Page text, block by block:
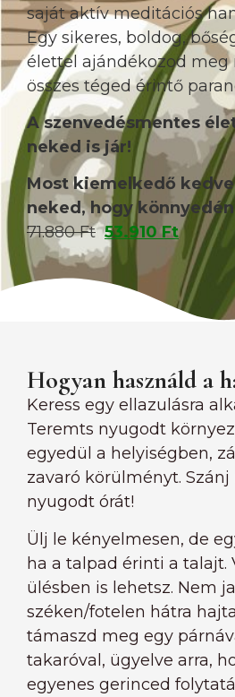
saját aktív meditációs
Egy sikeres, boldog,
élettel ajándékozod meg
összes téged érintő
A szenvedésmentes
neked is jár!
Most kiemelkedő
neked, hogy
71.880Ft 53.910 Ft
Hogyan használd a
Keress egy ellazulásra
Teremts nyugodt
egyedül a helyiségben,
zavaró körülményt.
nyugodt órát!
Ülj le kényelmesen, de
ha a talpad érinti a talajt.
ülésben is lehetsz. Nem
széken/fotelen hátra
támaszd meg egy
takaróval, ügyelve arra,
egyenes gerinced